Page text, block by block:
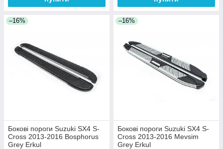
–16%
Бокові пороги Suzuki SX4 S-
Cross 2013-2016 Bosphorus
Grey Erkul
–16%
Бокові пороги Suzuki SX4 S-
Cross 2013-2016 Mevsim
Grey Erkul